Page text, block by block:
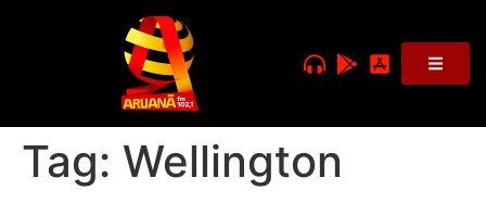
Tag: Wellington